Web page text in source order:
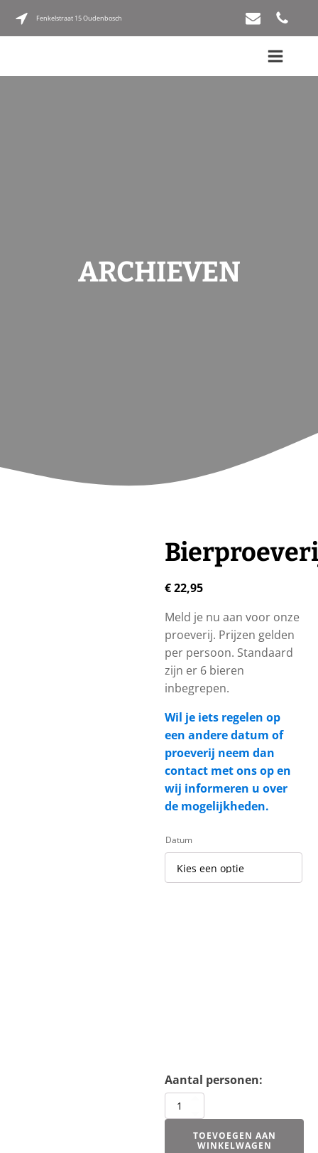
Fenkelstraat 15 Oudenbosch
ARCHIEVEN
€22,95
Meld je nu aan voor onze
proeverij. Prijzen gelden
per persoon. Standaard
zijn er 6 bieren
inbegrepen.
Wil je iets regelen op
een andere datum of
proeverij neem dan
contact met ons op en
wij informeren u over
de mogelijkheden.
Datum
Bierproeverij
aantal
TOEVOEGEN AAN
WINKELWAGEN